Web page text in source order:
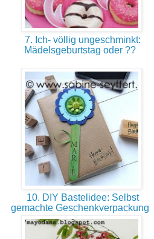
7. Ich- völlig ungeschminkt:
Mädelsgeburtstag oder ??
10. DIY Bastelidee: Selbst
gemachte Geschenkverpackung